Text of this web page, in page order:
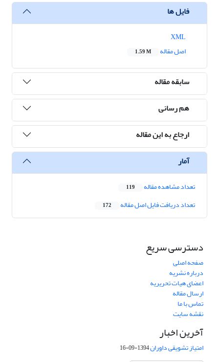
فایل ها
اصل مقاله
1.59 M
سابقه مقاله
هم رسانی
ارجاع به این مقاله
آمار
تعداد مشاهده مقاله 119
تعداد دریافت فایل اصل مقاله 172
دسترسی سریع
صفحه اصلی
درباره نشریه
اعضای هیات تحریریه
ارسال مقاله
تماس با ما
نقشه سایت
آخرین اخبار
امتیاز تشویقی داوران1394-09-16